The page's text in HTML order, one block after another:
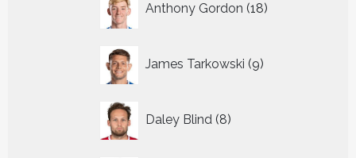
Anthony Gordon 18
producten
James Tarkowski 9
producten
Daley Blind 8
producten